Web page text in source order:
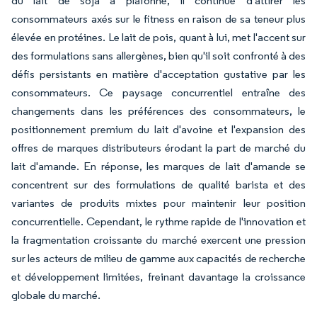
consommateurs axés sur le fitness en raison de sa teneur plus
élevée en protéines. Le lait de pois, quant à lui, met l'accent sur
des formulations sans allergènes, bien qu'il soit confronté à des
défis persistants en matière d'acceptation gustative par les
consommateurs. Ce paysage concurrentiel entraîne des
changements dans les préférences des consommateurs, le
positionnement premium du lait d'avoine et l'expansion des
offres de marques distributeurs érodant la part de marché du
lait d'amande. En réponse, les marques de lait d'amande se
concentrent sur des formulations de qualité barista et des
variantes de produits mixtes pour maintenir leur position
concurrentielle. Cependant, le rythme rapide de l'innovation et
la fragmentation croissante du marché exercent une pression
sur les acteurs de milieu de gamme aux capacités de recherche
et développement limitées, freinant davantage la croissance
globale du marché.